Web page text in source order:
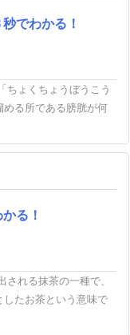
でわかる！
ちょくちょうぼうこう
める所である膀胱が何
る！
される抹茶の一種で、
したお茶という意味で